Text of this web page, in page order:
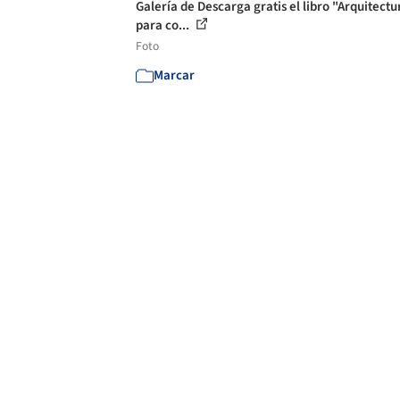
Galería de Descarga gratis el libro
para co...
Foto
Marcar